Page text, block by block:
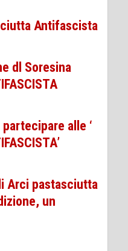
Antifascista
dl Soresina
partecipare alle ‘
Arci pastasciutta
un